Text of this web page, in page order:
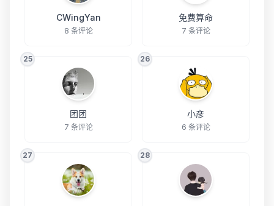
CWingYan
8 条评论
免费算命
7 条评论
25
团团
7 条评论
26
小彦
6 条评论
27 28